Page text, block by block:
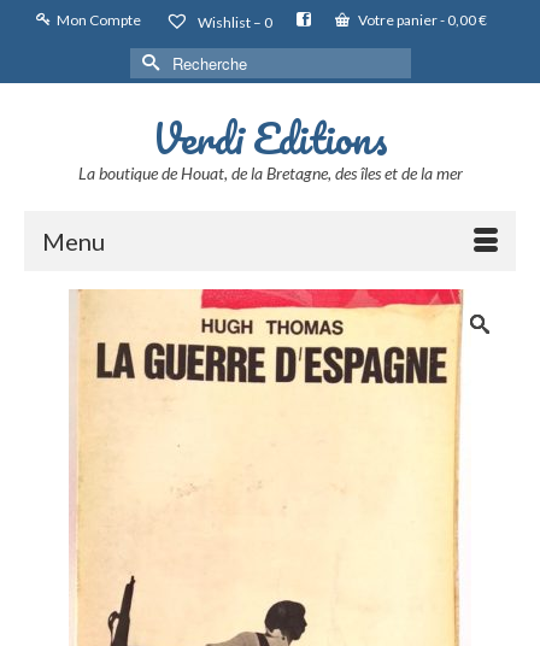
Mon Compte Wishlist – 0 Votre panier- 0,00€
Rechercher :
Verdi Editions
La boutique de Houat, de la Bretagne, des îles et de la mer
Menu